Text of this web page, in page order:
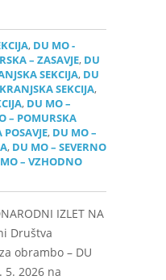
, DU MO -
– ZASAVJE, DU
SEKCIJA, DU
SEKCIJA,
, DU MO –
– POMURSKA
POSAVJE, DU MO –
, DU MO – SEVERNO
– VZHODNO
IZLET NA
Društva
obrambo – DU
5. 2026 na